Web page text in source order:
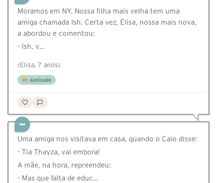
Moramos em NY. Nossa filha mais velha tem uma
amiga chamada Ish. Certa vez, Elisa, nossa mais nova,
a abordou e comentou:
- Ish, v…
(Elisa, 7 anos)
Amizade
Uma amiga nos visitava em casa, quando o Caio disse:
- Tia Thayza, vai embora!
A mãe, na hora, repreendeu:
- Mas que falta de educ…